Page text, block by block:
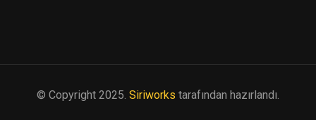
© Copyright 2025. Siriworks tarafından hazırlandı.